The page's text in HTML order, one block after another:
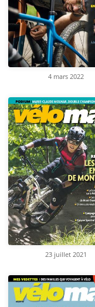
4 mars 2022
23 juillet 2021